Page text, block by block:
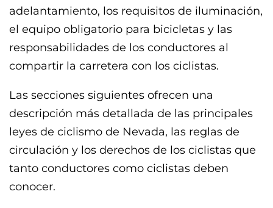
adelantamiento, los requisitos de iluminación,
el equipo obligatorio para bicicletas y las
responsabilidades de los conductores al
compartir la carretera con los ciclistas.
Las secciones siguientes ofrecen una
descripción más detallada de las principales
leyes de ciclismo de Nevada, las reglas de
circulación y los derechos de los ciclistas que
tanto conductores como ciclistas deben
conocer.